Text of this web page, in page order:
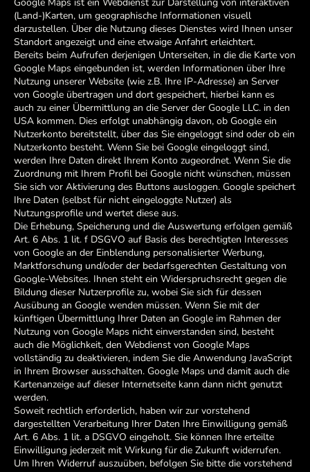
(Land-)Karten, um geographische Informationen visuell
darzustellen. Über die Nutzung dieses Dienstes wird Ihnen unser
Standort angezeigt und eine etwaige Anfahrt erleichtert.
Bereits beim Aufrufen derjenigen Unterseiten, in die die Karte von
Google Maps eingebunden ist, werden Informationen über Ihre
Nutzung unserer Website (wie z.B. Ihre IP-Adresse) an Server
von Google übertragen und dort gespeichert, hierbei kann es
auch zu einer Übermittlung an die Server der Google LLC. in den
USA kommen. Dies erfolgt unabhängig davon, ob Google ein
Nutzerkonto bereitstellt, über das Sie eingeloggt sind oder ob ein
Nutzerkonto besteht. Wenn Sie bei Google eingeloggt sind,
werden Ihre Daten direkt Ihrem Konto zugeordnet. Wenn Sie die
Zuordnung mit Ihrem Profil bei Google nicht wünschen, müssen
Sie sich vor Aktivierung des Buttons ausloggen. Google speichert
Ihre Daten (selbst für nicht eingeloggte Nutzer) als
Nutzungsprofile und wertet diese aus.
Die Erhebung, Speicherung und die Auswertung erfolgen gemäß
Art. 6 Abs. 1 lit. f DSGVO auf Basis des berechtigten Interesses
von Google an der Einblendung personalisierter Werbung,
Marktforschung und/oder der bedarfsgerechten Gestaltung von
Google-Websites. Ihnen steht ein Widerspruchsrecht gegen die
Bildung dieser Nutzerprofile zu, wobei Sie sich für dessen
Ausübung an Google wenden müssen. Wenn Sie mit der
künftigen Übermittlung Ihrer Daten an Google im Rahmen der
Nutzung von Google Maps nicht einverstanden sind, besteht
auch die Möglichkeit, den Webdienst von Google Maps
vollständig zu deaktivieren, indem Sie die Anwendung JavaScript
in Ihrem Browser ausschalten. Google Maps und damit auch die
Kartenanzeige auf dieser Internetseite kann dann nicht genutzt
werden.
Soweit rechtlich erforderlich, haben wir zur vorstehend
dargestellten Verarbeitung Ihrer Daten Ihre Einwilligung gemäß
Art. 6 Abs. 1 lit. a DSGVO eingeholt. Sie können Ihre erteilte
Einwilligung jederzeit mit Wirkung für die Zukunft widerrufen.
Um Ihren Widerruf auszuüben, befolgen Sie bitte die vorstehend